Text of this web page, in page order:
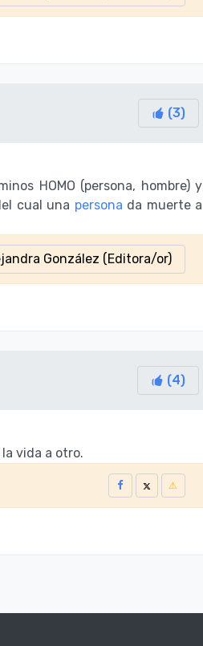
(3)
HOMO (persona, hombre) y
cual una persona da muerte a
González (Editora/or)
(4)
vida a otro.